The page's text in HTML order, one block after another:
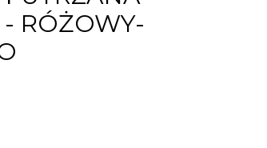
RÓŻOWY-